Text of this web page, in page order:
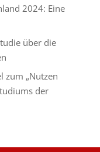
2024: Eine
über die
zum „Nutzen
der